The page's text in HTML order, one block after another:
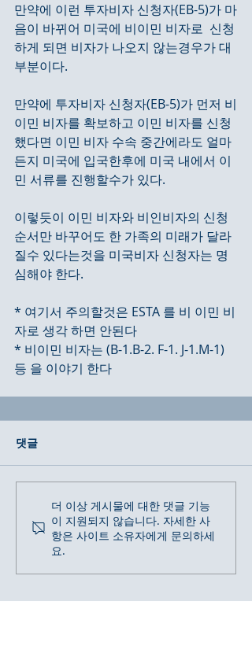
만약에 이런 투자비자 신청자(EB-5)가 마
음이 바뀌어 미국에 비이민 비자로  신청
하게 되면 비자가 나오지 않는경우가 대
부분이다.
만약에 투자비자 신청자(EB-5)가 먼저 비
이민 비자를 확보하고 이민 비자를 신청
했다면 이민 비자 수속 중간에라도 얼마
든지 미국에 입국한후에 미국 내에서 이
민 서류를 진행할수가 있다.
이렇듯이 이민 비자와 비인비자의 신청
순서만 바꾸어도 한 가족의 미래가 달라
질수 있다는것을 미국비자 신청자는 명
심해야 한다.
* 여기서 주의할것은 ESTA 를 비 이민 비
자로 생각 하면 안된다
* 비이민 비자는 (B-1.B-2. F-1. J-1.M-1)
등 을 이야기 한다
댓글
더 이상 게시물에 대한 댓글 기능
이 지원되지 않습니다. 자세한 사
항은 사이트 소유자에게 문의하세
요.